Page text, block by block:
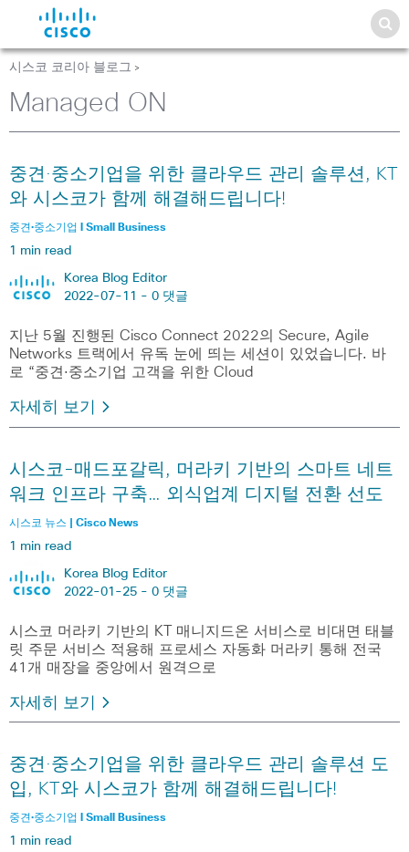
시스코 코리아 블로그 >
Managed ON
중견·중소기업을 위한 클라우드 관리 솔루션, KT
와 시스코가 함께 해결해드립니다!
중견·중소기업 l Small Business
1 min read
Korea Blog Editor
2022-07-11 - 0 댓글
지난 5월 진행된 Cisco Connect 2022의 Secure, Agile
Networks 트랙에서 유독 눈에 띄는 세션이 있었습니다. 바
로 “중견·중소기업 고객을 위한 Cloud
자세히 보기
시스코-매드포갈릭, 머라키 기반의 스마트 네트
워크 인프라 구축… 외식업계 디지털 전환 선도
시스코 뉴스 | Cisco News
1 min read
Korea Blog Editor
2022-01-25 - 0 댓글
시스코 머라키 기반의 KT 매니지드온 서비스로 비대면 태블
릿 주문 서비스 적용해 프로세스 자동화 머라키 통해 전국
41개 매장을 중앙에서 원격으로
자세히 보기
중견·중소기업을 위한 클라우드 관리 솔루션 도
입, KT와 시스코가 함께 해결해드립니다!
중견·중소기업 l Small Business
1 min read